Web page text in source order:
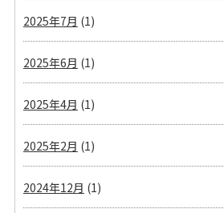
2025年7月 (1)
2025年6月 (1)
2025年4月 (1)
2025年2月 (1)
2024年12月 (1)